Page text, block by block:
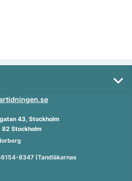
43, Stockholm
82 Stockholm
8347 (Tandläkarnas